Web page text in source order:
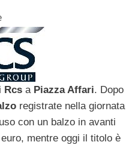
Rcs a Piazza Affari. Dopo
registrate nella giornata
con un balzo in avanti
mentre oggi il titolo è